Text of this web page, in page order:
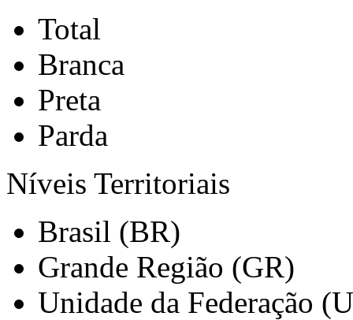
Total
Branca
Preta
Parda
Níveis Territoriais
Brasil (BR)
Grande Região (GR)
Unidade da Federação